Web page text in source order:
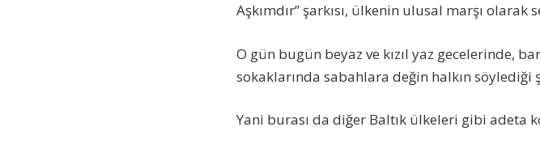
Aşkımdır” şarkısı, ülkenin ulusal marşı olarak
O gün bugün beyaz ve kızıl yaz gecelerinde,
sokaklarında sabahlara değin halkın söylediği
Yani burası da diğer Baltık ülkeleri gibi adeta